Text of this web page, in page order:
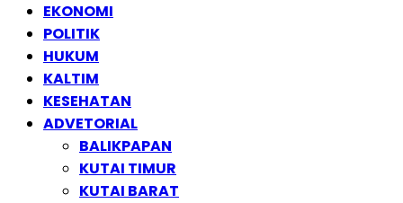
EKONOMI
POLITIK
HUKUM
KALTIM
KESEHATAN
ADVETORIAL
BALIKPAPAN
KUTAI TIMUR
KUTAI BARAT